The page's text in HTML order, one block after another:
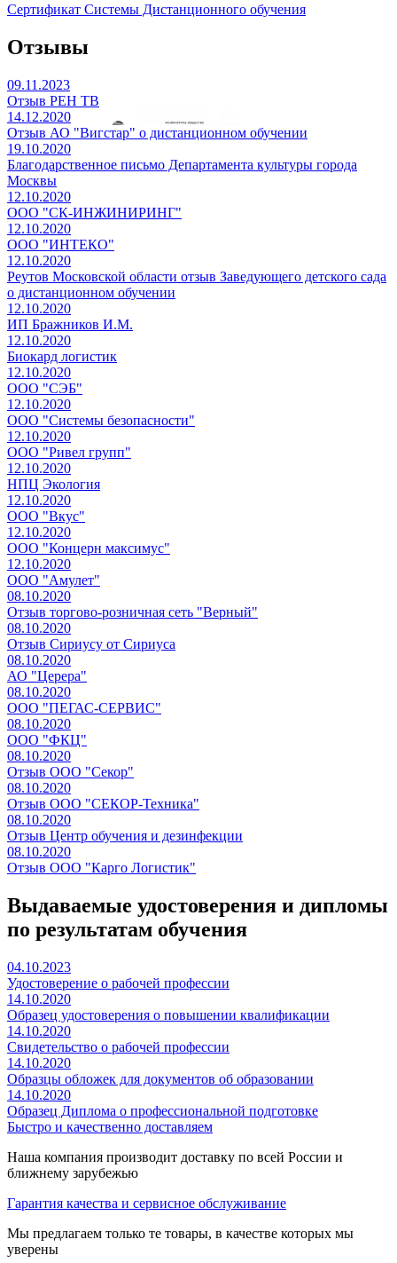
Сертификат Системы Дистанционного обучения
Отзывы
09.11.2023
Отзыв РЕН ТВ
14.12.2020
Отзыв АО "Вигстар" о дистанционном обучении
19.10.2020
Благодарственное письмо Департамента культуры города
Москвы
12.10.2020
ООО "СК-ИНЖИНИРИНГ"
12.10.2020
ООО "ИНТЕКО"
12.10.2020
Реутов Московской области отзыв Заведующего детского сада
о дистанционном обучении
12.10.2020
ИП Бражников И.М.
12.10.2020
Биокард логистик
12.10.2020
ООО "СЭБ"
12.10.2020
ООО "Системы безопасности"
12.10.2020
ООО "Ривел групп"
12.10.2020
НПЦ Экология
12.10.2020
ООО "Вкус"
12.10.2020
ООО "Концерн максимус"
12.10.2020
ООО "Амулет"
08.10.2020
Отзыв торгово-розничная сеть "Верный"
08.10.2020
Отзыв Сириусу от Сириуса
08.10.2020
АО "Церера"
08.10.2020
ООО "ПЕГАС-СЕРВИС"
08.10.2020
ООО "ФКЦ"
08.10.2020
Отзыв ООО "Секор"
08.10.2020
Отзыв ООО "СЕКОР-Техника"
08.10.2020
Отзыв Центр обучения и дезинфекции
08.10.2020
Отзыв ООО "Карго Логистик"
Выдаваемые удостоверения и дипломы
по результатам обучения
04.10.2023
Удостоверение о рабочей профессии
14.10.2020
Образец удостоверения о повышении квалификации
14.10.2020
Свидетельство о рабочей профессии
14.10.2020
Образцы обложек для документов об образовании
14.10.2020
Образец Диплома о профессиональной подготовке
Быстро и качественно доставляем
Наша компания производит доставку по всей России и
ближнему зарубежью
Гарантия качества и сервисное обслуживание
Мы предлагаем только те товары, в качестве которых мы
уверены